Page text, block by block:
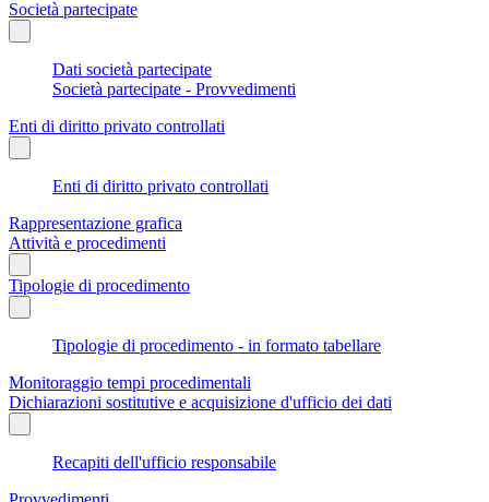
Società partecipate
Dati società partecipate
Società partecipate - Provvedimenti
Enti di diritto privato controllati
Enti di diritto privato controllati
Rappresentazione grafica
Attività e procedimenti
Tipologie di procedimento
Tipologie di procedimento - in formato tabellare
Monitoraggio tempi procedimentali
Dichiarazioni sostitutive e acquisizione d'ufficio dei dati
Recapiti dell'ufficio responsabile